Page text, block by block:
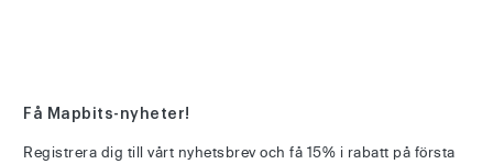
Få Mapbits-nyheter!
Registrera dig till vårt nyhetsbrev och få 15% i rabatt på första